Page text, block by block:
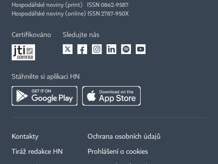
Hospodářské noviny (print) ISSN 0862-9587
Hospodářské noviny (online) ISSN 2787-950X
Certifikováno Sledujte nás
Stáhněte si aplikaci HN
Kontakty
Tiráž redakce HN
Ochrana osobních údajů
Prohlášení o cookies